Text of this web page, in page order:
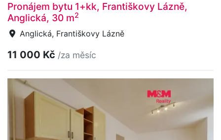
Pronájem bytu 1+kk, Františkovy Lázně,
Anglická, 30 m2
Anglická, Františkovy Lázně
11 000 Kč /za měsíc